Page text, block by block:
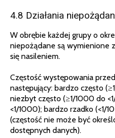
4.8 Działania
W obrębie każdej grupy o
niepożądane są wymienione
się nasileniem.
Częstość występowania
następujący: bardzo często
niezbyt często (≥1/1000 do
<1/1000); bardzo rzadko (<1/
(częstość nie może być
dostępnych danych).